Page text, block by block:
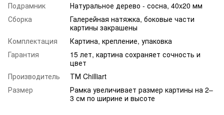
Подрамник
Натуральное дерево - сосна, 40x20 мм
Сборка
Галерейная натяжка, боковые части
картины закрашены
Комплектация
Картина, крепление, упаковка
Гарантия
15 лет, картина сохраняет сочность и
цвет
Производитель
ТМ Chilliart
Размер
Рамка увеличивает размер картины на 2–
3 см по ширине и высоте